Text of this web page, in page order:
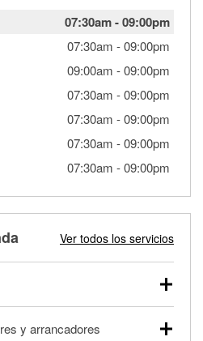
07:30am-09:00pm
07:30am -09:00pm
09:00am -09:00pm
07:30am -09:00pm
07:30am -09:00pm
07:30am -09:00pm
07:30am -09:00pm
Ver todos los servicios
comerciales y
y arrancadores